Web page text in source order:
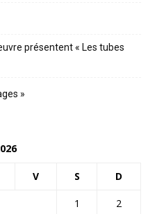
présentent « Les tubes
»
V S D
1
2